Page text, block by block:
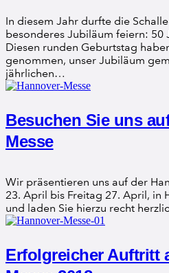
In diesem Jahr durfte die
besonderes Jubiläum feiern: 50
Diesen runden Geburtstag
genommen, unser Jubiläum
jährlichen…
Besuchen Sie uns
Messe
Wir präsentieren uns auf der
23. April bis Freitag 27. April, in
und laden Sie hierzu recht
Erfolgreicher Auftritt